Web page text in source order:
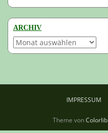
ARCHIV
Archiv
IMPRESSUM
Theme vonColorlib